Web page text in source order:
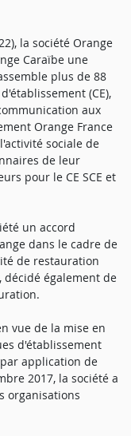
la société Orange
Caraïbe une
plus de 88
(CE),
aux
Orange France
sociale de
de leur
pour le CE SCE et
un accord
dans le cadre de
de restauration
décidé également de
vue de la mise en
d'établissement
application de
2017, la société a
organisations